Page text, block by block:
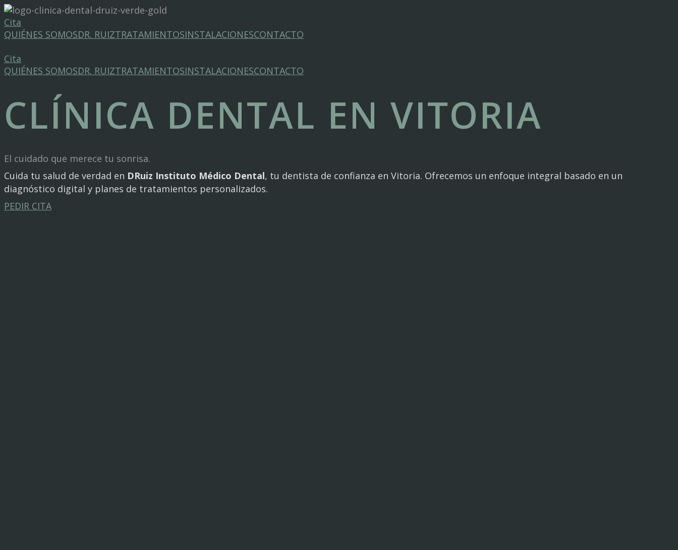
Cita
QUIÉNES SOMOSDR. RUIZTRATAMIENTOSINSTALACIONESCONTACTO
Cita
QUIÉNES SOMOSDR. RUIZTRATAMIENTOSINSTALACIONESCONTACTO
CLÍNICA DENTAL EN VITORIA
El cuidado que merece tu sonrisa.
Cuida tu salud de verdad en DRuiz Instituto Médico Dental, tu dentista de confianza en Vitoria. Ofrecemos un enfoque integral basado en un
diagnóstico digital y planes de tratamientos personalizados.
PEDIR CITA